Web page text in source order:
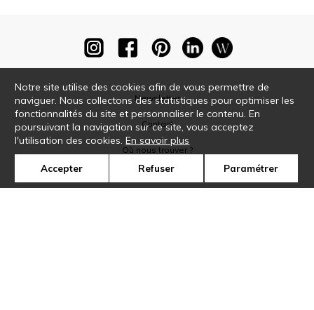
Newsletter
Contact
Où nous trouver ?
Notre site utilise des cookies afin de vous permettre de
naviguer. Nous collectons des statistiques pour optimiser les
fonctionnalités du site et personnaliser le contenu. En
poursuivant la navigation sur ce site, vous acceptez
l'utilisation des cookies.En savoir plus
Accepter Refuser Paramétrer